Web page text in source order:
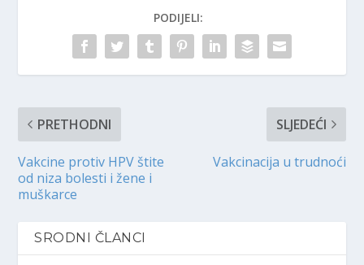
PODIJELI:
PRETHODNI
Vakcine protiv HPV štite
od niza bolesti i žene i
muškarce
SLJEDEĆI
Vakcinacija u trudnoći
SRODNI ČLANCI